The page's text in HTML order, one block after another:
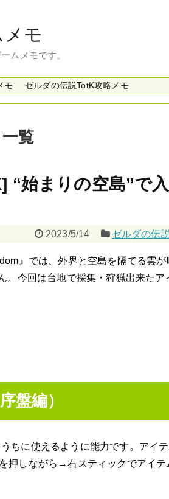
モ
ムメモです。
モ ゼルダの伝説TotK攻略メモ
一覧
“始まりの空島”で
2023/5/14 ゼルダの伝
』では、外界と空島を隔てる雲
。今回は台地で採集・狩猟出来た
盤編）
ちに使えるように能力です。アイ
押しながら→右スティックでアイ